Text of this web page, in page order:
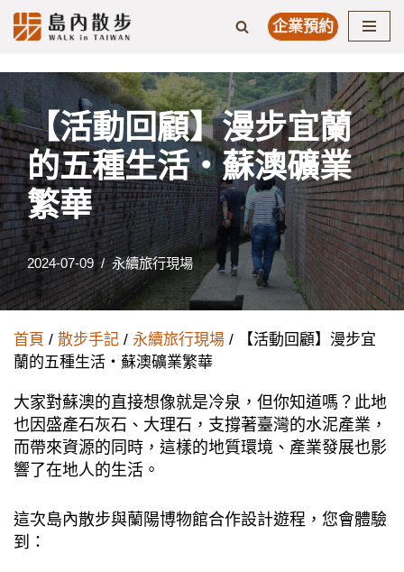
to
content
企業預約
【活動回顧】漫步宜蘭
的五種⽣活・蘇澳礦業
繁華
2024-07-09 永續旅行現場
首頁 / 散步手記 / 永續旅行現場 / 【活動回顧】漫步宜
蘭的五種⽣活・蘇澳礦業繁華
⼤家對蘇澳的直接想像就是冷泉，但你知道嗎？此地
也因盛產⽯灰⽯、⼤理⽯，⽀撐著臺灣的⽔泥產業，
⽽帶來資源的同時，這樣的地質環境、產業發展也影
響了在地⼈的⽣活。
這次島內散步與蘭陽博物館合作設計遊程，您會體驗
到：